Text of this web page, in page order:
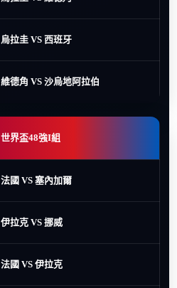
烏拉圭 VS 西班牙
維德角 VS 沙烏地阿拉伯
世界盃48強I組
法國 VS 塞內加爾
伊拉克 VS 挪威
法國 VS 伊拉克